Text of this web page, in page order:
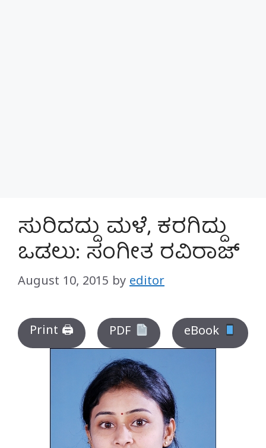
ಸುರಿದದ್ದು ಮಳೆ, ಕರಗಿದ್ದು
ಒಡಲು: ಸಂಗೀತ ರವಿರಾಜ್
August 10, 2015 by editor
Print 🖨 PDF eBook